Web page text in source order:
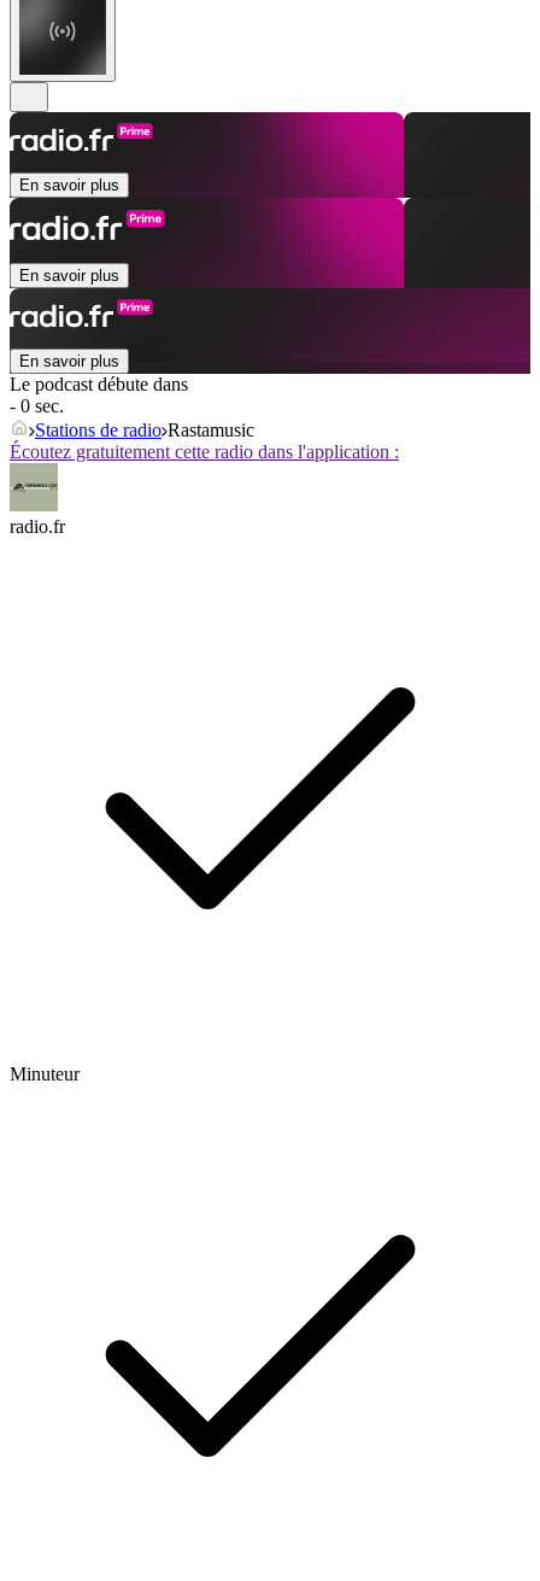
En savoir plus
En savoir plus
En savoir plus
Le podcast débute dans
- 0 sec.
Stations de radio Rastamusic
Écoutez gratuitement cette radio dans l'application :
radio.fr
Minuteur